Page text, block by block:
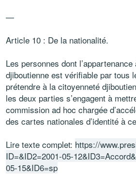
—
Article 10 : De la nationalité.
Les personnes dont
djiboutienne est vérifiable par tous
prétendre à la citoyenneté
les deux parties s’engagent à
commission ad hoc chargée
des cartes nationales d’identité à
Lire texte complet: https://
ID=&ID2=2001-05-
05-15&ID6=sp